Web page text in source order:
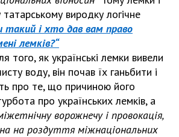
виродку логічне
такий і хто дав вам право
лемків?“
того, як українські лемки вивели
воду, він почав їх ганьбити і
про те, що причиною його
про українських лемків, а
ворожнечу і провокація,
на роздуття міжнаціональних